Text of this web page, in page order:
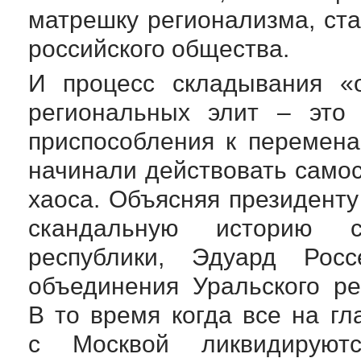
матрешку регионализма,
российского общества.
И процесс складывания
региональных элит – это
приспособления к
начинали действовать
хаоса. Объясняя
скандальную историю
республики, Эдуард
объединения Уральского
В то время когда все на
с Москвой